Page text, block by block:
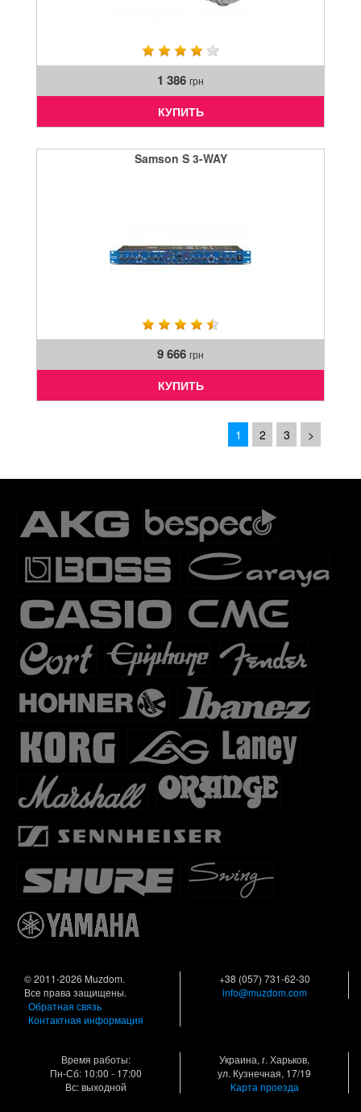
1 386 грн
КУПИТЬ
Samson S 3-WAY
9 666 грн
КУПИТЬ
1 2 3 >
© 2011-2026 Muzdom.
Все права защищены.
Обратная связь
Контактная информация
+38 (057) 731-62-30
info@muzdom.com
Время работы:
Пн-Сб: 10:00 - 17:00
Вс: выходной
Украина, г. Харьков,
ул. Кузнечная, 17/19
Карта проезда